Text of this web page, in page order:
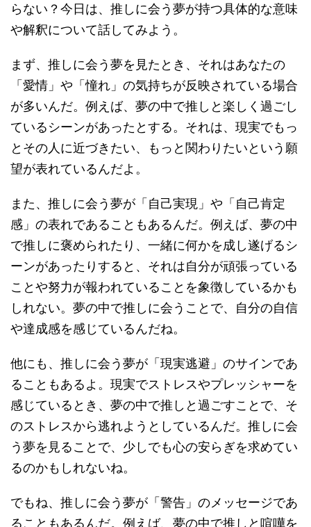
らない？今日は、推しに会う夢が持つ具体的な意味
や解釈について話してみよう。
まず、推しに会う夢を見たとき、それはあなたの
「愛情」や「憧れ」の気持ちが反映されている場合
が多いんだ。例えば、夢の中で推しと楽しく過ごし
ているシーンがあったとする。それは、現実でもっ
とその人に近づきたい、もっと関わりたいという願
望が表れているんだよ。
また、推しに会う夢が「自己実現」や「自己肯定
感」の表れであることもあるんだ。例えば、夢の中
で推しに褒められたり、一緒に何かを成し遂げるシ
ーンがあったりすると、それは自分が頑張っている
ことや努力が報われていることを象徴しているかも
しれない。夢の中で推しに会うことで、自分の自信
や達成感を感じているんだね。
他にも、推しに会う夢が「現実逃避」のサインであ
ることもあるよ。現実でストレスやプレッシャーを
感じているとき、夢の中で推しと過ごすことで、そ
のストレスから逃れようとしているんだ。推しに会
う夢を見ることで、少しでも心の安らぎを求めてい
るのかもしれないね。
でもね、推しに会う夢が「警告」のメッセージであ
ることもあるんだ。例えば、夢の中で推しと喧嘩を